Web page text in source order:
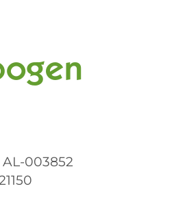
AL-003852